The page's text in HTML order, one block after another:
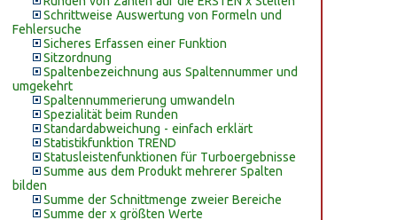
Schrittweise Auswertung von Formeln und
Fehlersuche
Sicheres Erfassen einer Funktion
Sitzordnung
Spaltenbezeichnung aus Spaltennummer und
umgekehrt
Spaltennummerierung umwandeln
Spezialität beim Runden
Standardabweichung - einfach erklärt
Statistikfunktion TREND
Statusleistenfunktionen für Turboergebnisse
Summe aus dem Produkt mehrerer Spalten
bilden
Summe der Schnittmenge zweier Bereiche
Summe der x größten Werte